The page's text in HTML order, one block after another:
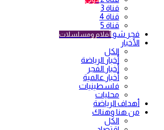
قناة 3
قناة 4
قناة 5
فجر شو أفلام ومسلسلات
الأخبار
الكل
أخبار الرياضة
أخبار الفجر
أخبار عالمية
فلسطينيات
محليات
أهداف الرياضة
من هنا وهناك
الكل